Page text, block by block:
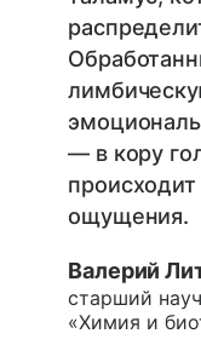
— в кору
ощущения.
Валерий
старший
«Химия и